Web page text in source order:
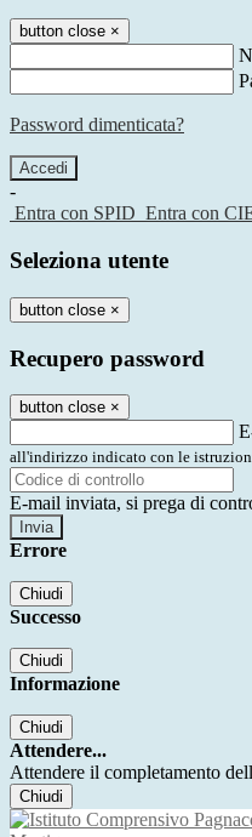
button close ×
Password dimenticata?
-
Entra con SPID Entra con
Seleziona utente
button close ×
Recupero password
button close ×
all'indirizzo indicato con le
E-mail inviata, si prega di
Errore
Chiudi
Successo
Chiudi
Informazione
Chiudi
Attendere...
Attendere il completamento
Chiudi